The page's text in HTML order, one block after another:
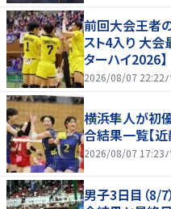
前回大会王者
スト4入り 大
ターハイ2026】
2026/08/07 22:22
横浜隼人が初
合結果一覧【近
2026/08/07 17:23
男子3日目（8/7